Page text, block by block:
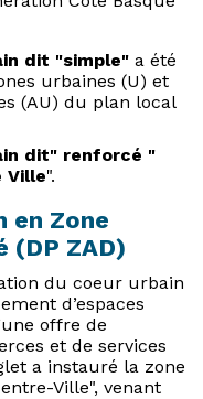
dit "simple" a été
urbaines (U) et
(AU) du plan local
dit" renforcé "
Ville".
en Zone
(DP ZAD)
du coeur urbain
d’espaces
offre de
et de services
a instauré la zone
Ville", venant